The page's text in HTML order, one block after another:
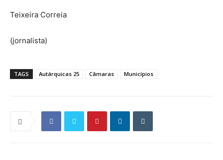
Teixeira Correia
(jornalista)
TAGS Autárquicas 25 Câmaras Municípios